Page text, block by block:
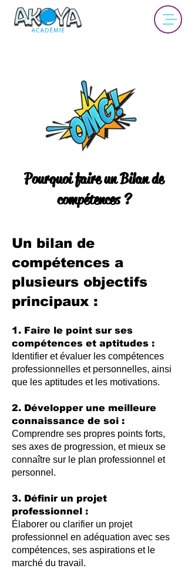
Pourquoi faire un Bilan de
compétences ?
Un bilan de
compétences a
plusieurs objectifs
principaux :
1. Faire le point sur ses
compétences et aptitudes :
Identifier et évaluer les compétences
professionnelles et personnelles, ainsi
que les aptitudes et les motivations.
2. Développer une meilleure
connaissance de soi :
Comprendre ses propres points forts,
ses axes de progression, et mieux se
connaître sur le plan professionnel et
personnel.
3. Définir un projet
professionnel :
Élaborer ou clarifier un projet
professionnel en adéquation avec ses
compétences, ses aspirations et le
marché du travail.